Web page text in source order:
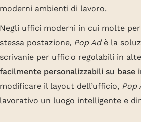
moderni ambienti di lavoro.
Negli uffici moderni in cui molte
stessa postazione, Pop Adè la
scrivanie per ufficio regolabili in
facilmente personalizzabili su base
modificare il layout dell’ufficio, Pop
lavorativo un luogo intelligente e